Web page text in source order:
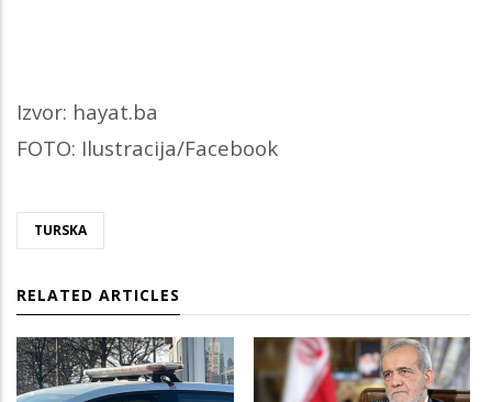
Izvor: hayat.ba
FOTO: Ilustracija/Facebook
TURSKA
RELATED ARTICLES